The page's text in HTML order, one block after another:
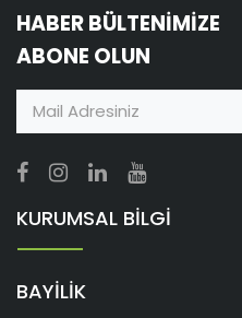
HABER BÜLTENİMİZE
ABONE OLUN
KURUMSAL BİLGİ
BAYİLİK